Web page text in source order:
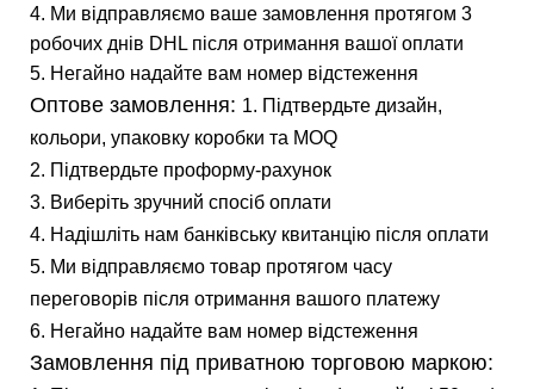
4. Ми відправляємо ваше замовлення протягом 3
робочих днів DHL після отримання вашої оплати
5. Негайно надайте вам номер відстеження
Оптове замовлення: 1. Підтвердьте дизайн,
кольори, упаковку коробки та MOQ
2. Підтвердьте проформу-рахунок
3. Виберіть зручний спосіб оплати
4. Надішліть нам банківську квитанцію після оплати
5. Ми відправляємо товар протягом часу
переговорів після отримання вашого платежу
6. Негайно надайте вам номер відстеження
Замовлення під приватною торговою маркою: